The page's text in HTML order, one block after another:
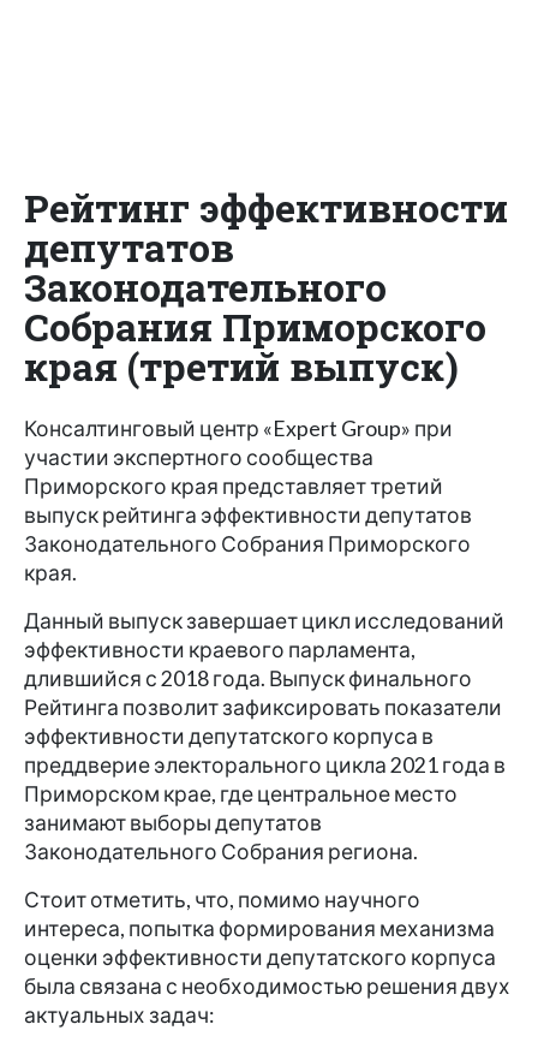
Рейтинг эффективности
депутатов
Законодательного
Собрания Приморского
края (третий выпуск)
Консалтинговый центр «Expert Group» при
участии экспертного сообщества
Приморского края представляет третий
выпуск рейтинга эффективности депутатов
Законодательного Собрания Приморского
края.
Данный выпуск завершает цикл исследований
эффективности краевого парламента,
длившийся с 2018 года. Выпуск финального
Рейтинга позволит зафиксировать показатели
эффективности депутатского корпуса в
преддверие электорального цикла 2021 года в
Приморском крае, где центральное место
занимают выборы депутатов
Законодательного Собрания региона.
Стоит отметить, что, помимо научного
интереса, попытка формирования механизма
оценки эффективности депутатского корпуса
была связана с необходимостью решения двух
актуальных задач: